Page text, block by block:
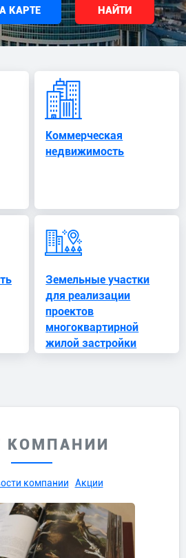
КАРТЕ НАЙТИ
Коммерческая
недвижимость
Земельные участки
для реализации
проектов
многоквартирной
жилой застройки
КОМПАНИИ
компании Акции